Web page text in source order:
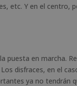
etc. Y en el centro,
puesta en marcha.
disfraces, en el
ya no tendrán